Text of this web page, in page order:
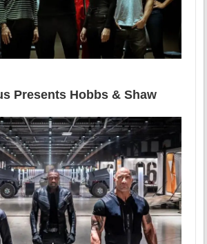
Presents Hobbs & Shaw